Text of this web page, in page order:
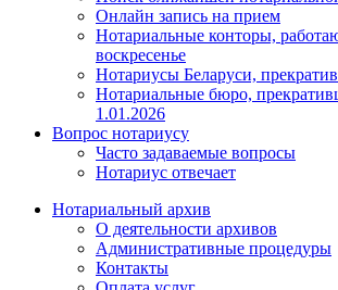
Онлайн запись на прием
Нотариальные конторы,
воскресенье
Нотариусы Беларуси,
Нотариальные бюро,
1.01.2026
Вопрос нотариусу
Часто задаваемые вопросы
Нотариус отвечает
Нотариальный архив
О деятельности архивов
Административные процедуры
Контакты